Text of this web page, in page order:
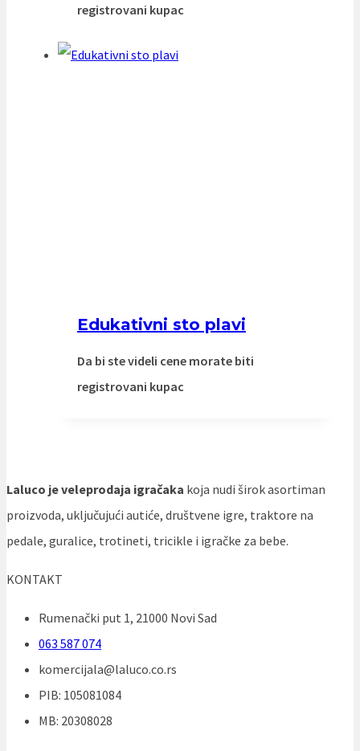
registrovani kupac
Edukativni sto plavi
Da bi ste videli cene morate biti
registrovani kupac
Laluco je veleprodaja igračaka koja nudi širok asortiman
proizvoda, uključujući autiće, društvene igre, traktore na
pedale, guralice, trotineti, tricikle i igračke za bebe.
KONTAKT
Rumenački put 1, 21000 Novi Sad
063 587 074
komercijala@laluco.co.rs
PIB: 105081084
MB: 20308028